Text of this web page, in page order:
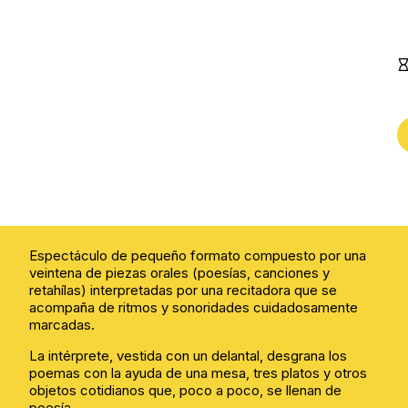
Espectáculo de pequeño formato compuesto por una
veintena de piezas orales (poesías, canciones y
retahílas) interpretadas por una recitadora que se
acompaña de ritmos y sonoridades cuidadosamente
marcadas.
La intérprete, vestida con un delantal, desgrana los
poemas con la ayuda de una mesa, tres platos y otros
objetos cotidianos que, poco a poco, se llenan de